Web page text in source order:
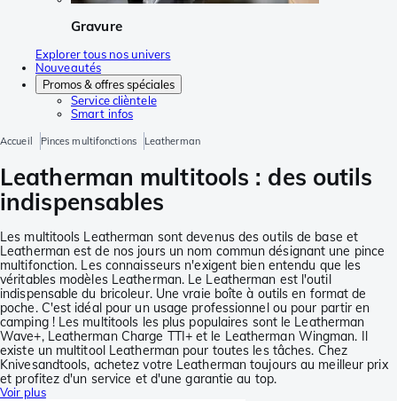
Gravure
Explorer tous nos univers
Nouveautés
Promos & offres spéciales
Service clièntele
Smart infos
Accueil Pinces multifonctions Leatherman
Leatherman multitools : des outils
indispensables
Les multitools Leatherman sont devenus des outils de base et
Leatherman est de nos jours un nom commun désignant une pince
multifonction. Les connaisseurs n'exigent bien entendu que les
véritables modèles Leatherman. Le Leatherman est l'outil
indispensable du bricoleur. Une vraie boîte à outils en format de
poche. C'est idéal pour un usage professionnel ou pour partir en
camping ! Les multitools les plus populaires sont le Leatherman
Wave+, Leatherman Charge TTI+ et le Leatherman Wingman. Il
existe un multitool Leatherman pour toutes les tâches. Chez
Knivesandtools, achetez votre Leatherman toujours au meilleur prix
et profitez d'un service et d'une garantie au top.
Voir plus